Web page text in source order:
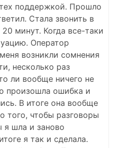
поддержкой. Прошло
Стала звонить в
минут. Когда все-таки
Оператор
возникли сомнения
несколько раз
ли вообще ничего не
произошла ошибка и
В итоге она вообще
того, чтобы разговоры
я шла и заново
я так и сделала.